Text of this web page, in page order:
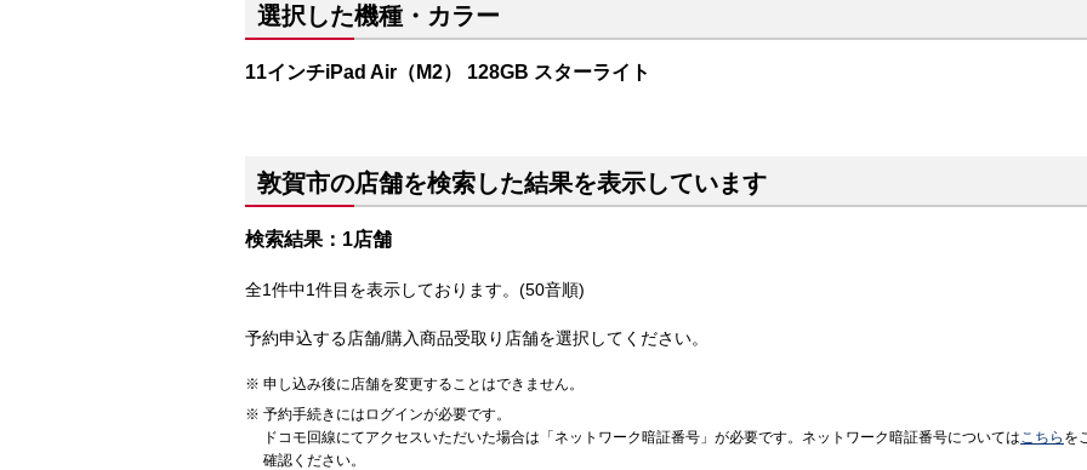
選択した機種・カラー
11インチiPad Air（M2） 128GB スターライト
敦賀市の店舗を検索した結果を表示しています
検索結果：1店舗
全1件中1件目を表示しております。(50音順)
予約申込する店舗/購入商品受取り店舗を選択してください。
申し込み後に店舗を変更することはできません。
予約手続きにはログインが必要です。
ドコモ回線にてアクセスいただいた場合は「ネットワーク暗証番号」が必要です。ネットワーク暗証番号についてはこちら を
確認ください。